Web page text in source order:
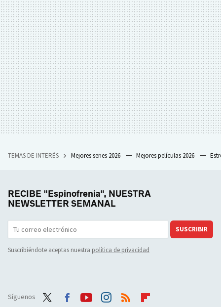
TEMAS DE INTERÉS Mejores series 2026 Mejores películas 2026
RECIBE "Espinofrenia", NUESTRA
NEWSLETTER SEMANAL
SUSCRIBIR
Suscribiéndote aceptas nuestra política de privacidad
Síguenos